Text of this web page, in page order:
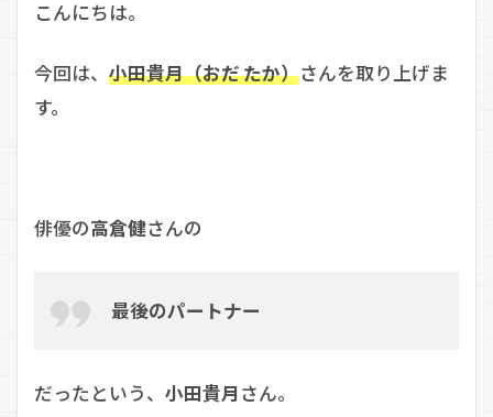
こんにちは。
今回は、 小田貴月（おだ たか）さんを取り上げま
す。
俳優の高倉健さんの
最後のパートナー
だったという、 小田貴月さん。